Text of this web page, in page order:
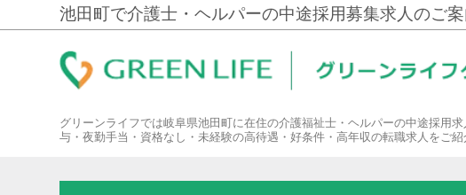
池田町で介護士・ヘルパーの中途採用募集求人のご
グリーンライフでは岐阜県池田町に在住の介護福祉士・ヘルパーの中途採用
与・夜勤手当・資格なし・未経験の高待遇・好条件・高年収の転職求人をご紹